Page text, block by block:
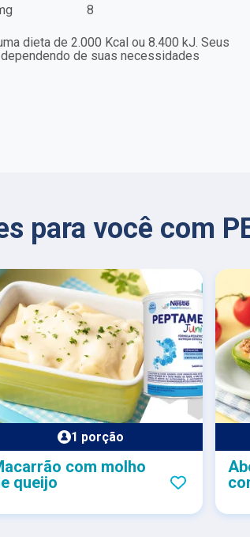
8
dieta de 2.000 Kcal ou 8.400 kJ. Seus
de suas necessidades
para você com
1 porção
com molho
queijo